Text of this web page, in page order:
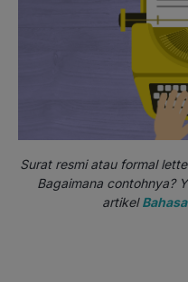
Surat resmi atau formal
Bagaimana contohnya?
artikel